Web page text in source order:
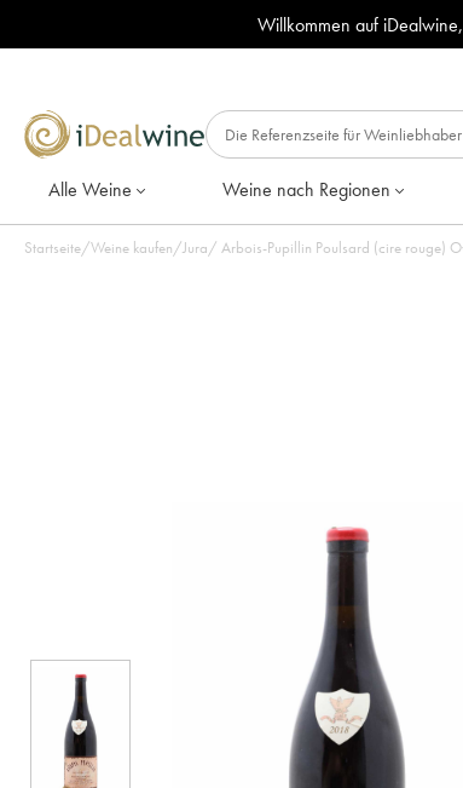
Willkommen auf iDealwine,
Alle Weine Weine nach Regionen
Startseite/Weine kaufen/Jura/